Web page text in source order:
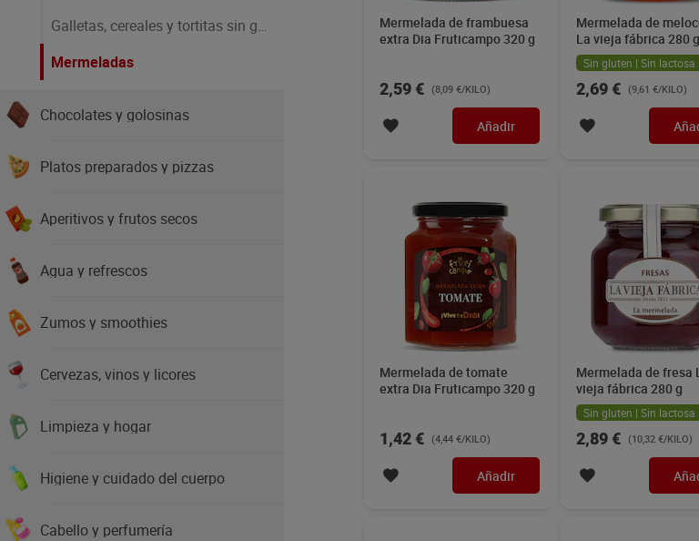
Galletas, cereales y tortitas sin gluten
Mermeladas
Chocolates y golosinas
Platos preparados y pizzas
Aperitivos y frutos secos
Agua y refrescos
Zumos y smoothies
Cervezas, vinos y licores
Limpieza y hogar
Higiene y cuidado del cuerpo
Cabello y perfumería
Mermelada de frambuesa
extra Dia Fruticampo 320 g
2,59 € (8,09 €/KILO)
Añadir
Mermelada de
La vieja fábrica 280 g
Sin gluten | Sin lactosa
2,69 € (9,61 €/KILO)
Mermelada de tomate
extra Dia Fruticampo 320 g
1,42 € (4,44 €/KILO)
Añadir
Mermelada de fresa
vieja fábrica 280 g
Sin gluten | Sin lactosa
2,89 € (10,32 €/KILO)